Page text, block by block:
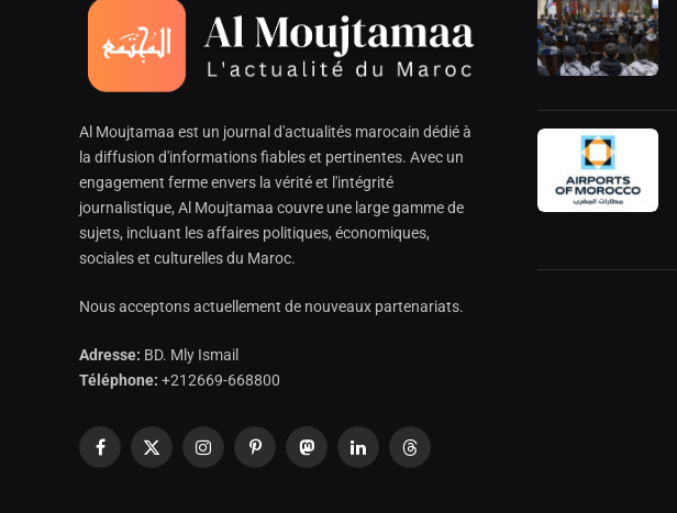
Al Moujtamaa est un journal d'actualités marocain dédié à
la diffusion d'informations fiables et pertinentes. Avec un
engagement ferme envers la vérité et l'intégrité
journalistique, Al Moujtamaa couvre une large gamme de
sujets, incluant les affaires politiques, économiques,
sociales et culturelles du Maroc.
Nous acceptons actuellement de nouveaux partenariats.
Adresse: BD. Mly Ismail
Téléphone: +212669-668800
Facebook
X
InstagramPinterestMastodonLinkedInThreads